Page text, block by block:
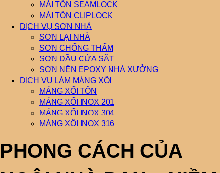
MÁI TÔN SEAMLOCK
MÁI TÔN CLIPLOCK
DỊCH VỤ SƠN NHÀ
SƠN LẠI NHÀ
SƠN CHỐNG THẤM
SƠN DẦU CỬA SẮT
SƠN NỀN EPOXY NHÀ XƯỞNG
DỊCH VỤ LÀM MÁNG XỐI
MÁNG XỐI TÔN
MÁNG XỐI INOX 201
MÁNG XỐI INOX 304
MÁNG XỐI INOX 316
PHONG CÁCH CỦA